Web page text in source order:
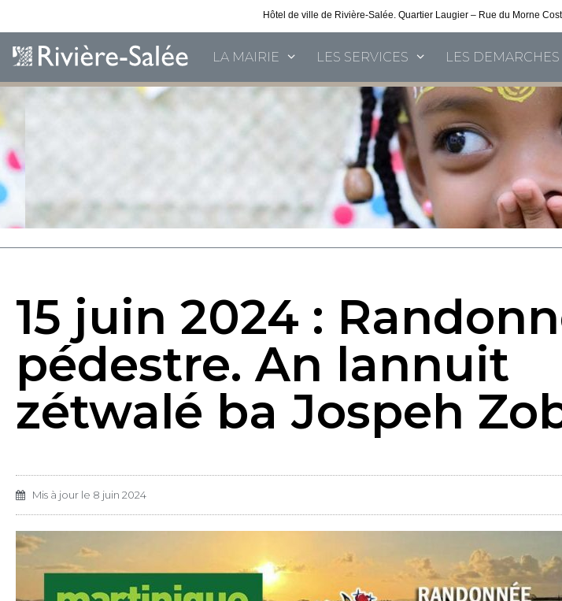
Hôtel de ville de Rivière-Salée. Quartier Laugier – Rue du Morne
LA MAIRIE LES SERVICES LES DEMARCHES
15 juin 2024 :
pédestre. An lannuit
zétwalé ba Jospeh
Mis à jour le 8 juin 2024